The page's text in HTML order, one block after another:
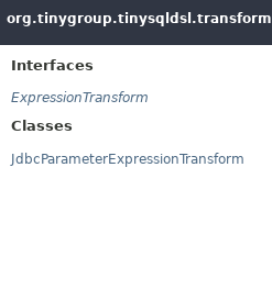
org.tinygroup.tinysqldsl.transform
Interfaces
ExpressionTransform
Classes
JdbcParameterExpressionTransform